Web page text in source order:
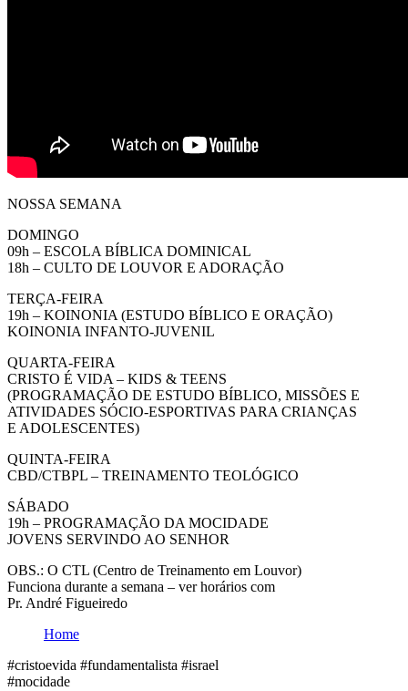
NOSSA SEMANA
DOMINGO
09h – ESCOLA BÍBLICA DOMINICAL
18h – CULTO DE LOUVOR E ADORAÇÃO
TERÇA-FEIRA
19h – KOINONIA (ESTUDO BÍBLICO E ORAÇÃO)
KOINONIA INFANTO-JUVENIL
QUARTA-FEIRA
CRISTO É VIDA – KIDS & TEENS
(PROGRAMAÇÃO DE ESTUDO BÍBLICO, MISSÕES E
ATIVIDADES SÓCIO-ESPORTIVAS PARA CRIANÇAS
E ADOLESCENTES)
QUINTA-FEIRA
CBD/CTBPL – TREINAMENTO TEOLÓGICO
SÁBADO
19h – PROGRAMAÇÃO DA MOCIDADE
JOVENS SERVINDO AO SENHOR
OBS.: O CTL (Centro de Treinamento em Louvor)
Funciona durante a semana – ver horários com
Pr. André Figueiredo
Home
#cristoevida #fundamentalista #israel
#mocidade